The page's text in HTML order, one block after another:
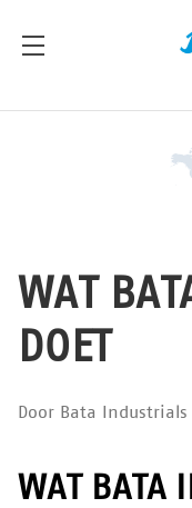
WAT
DOET
Door Bata Industrials
WAT BATA